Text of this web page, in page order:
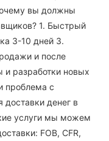
вы должны
1. Быстрый
3-10 дней 3.
и после
разработки новых
проблема с
денег в
услуги мы можем
FOB, CFR,